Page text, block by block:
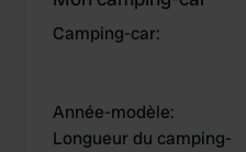
Camping-car:
Année-modèle:
Longueur du camping-